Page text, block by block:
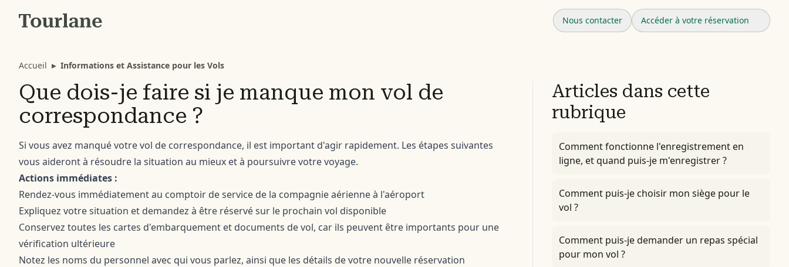
Nous contacter Accéder à votre réservation
Accueil ▸ Informations et Assistance pour les Vols
Que dois-je faire si je manque mon vol de
correspondance ?
Si vous avez manqué votre vol de correspondance, il est important d'agir rapidement. Les étapes suivantes
vous aideront à résoudre la situation au mieux et à poursuivre votre voyage.
Actions immédiates :
Rendez-vous immédiatement au comptoir de service de la compagnie aérienne à l'aéroport
Expliquez votre situation et demandez à être réservé sur le prochain vol disponible
Conservez toutes les cartes d'embarquement et documents de vol, car ils peuvent être importants pour une
vérification ultérieure
Notez les noms du personnel avec qui vous parlez, ainsi que les détails de votre nouvelle réservation
Articles dans cette
rubrique
Comment fonctionne l'enregistrement en
ligne, et quand puis-je m'enregistrer ?
Comment puis-je choisir mon siège pour le
vol ?
Comment puis-je demander un repas spécial
pour mon vol ?